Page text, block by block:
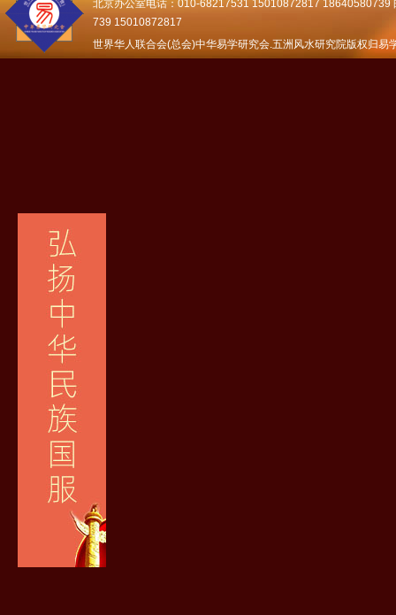
北京办公室电话：010-68217531 15010872817
739 15010872817
世界华人联合会(总会)中华易学研究会.五洲风水研究院版权归易